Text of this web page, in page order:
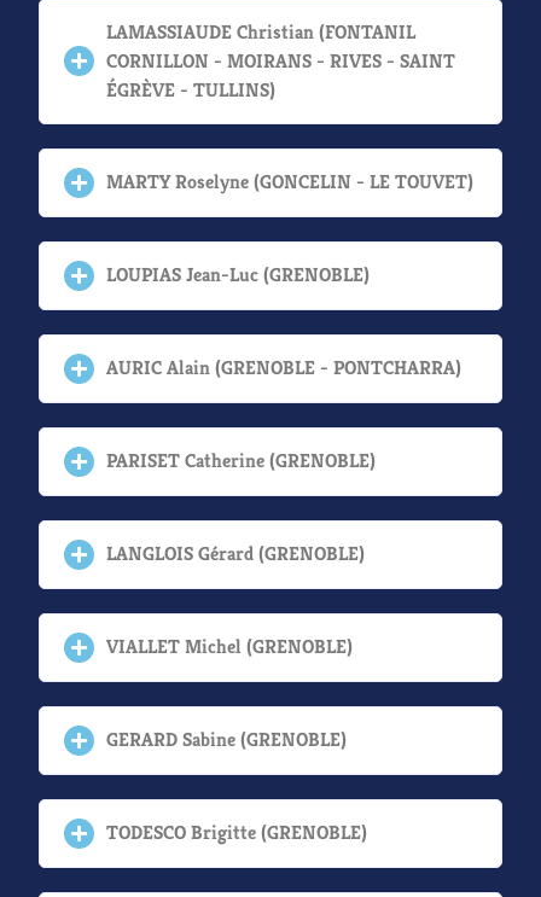
LAMASSIAUDE Christian (FONTANIL
CORNILLON - MOIRANS - RIVES - SAINT
ÉGRÈVE - TULLINS)
MARTY Roselyne (GONCELIN - LE TOUVET)
LOUPIAS Jean-Luc (GRENOBLE)
AURIC Alain (GRENOBLE - PONTCHARRA)
PARISET Catherine (GRENOBLE)
LANGLOIS Gérard (GRENOBLE)
VIALLET Michel (GRENOBLE)
GERARD Sabine (GRENOBLE)
TODESCO Brigitte (GRENOBLE)